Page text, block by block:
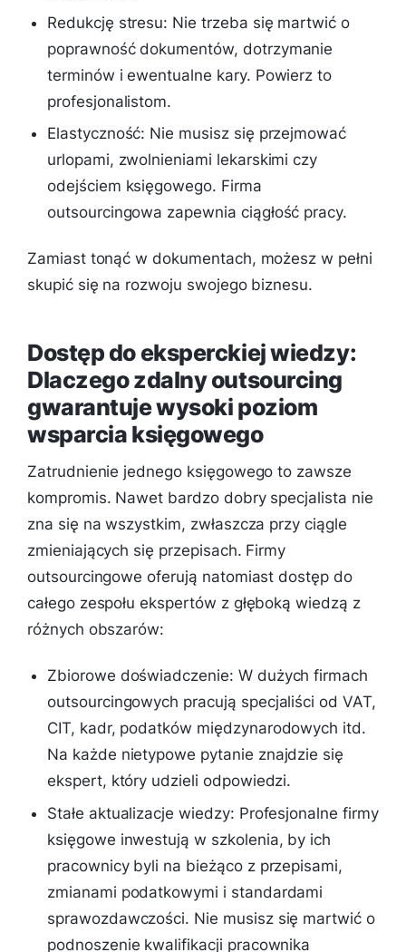
Redukcję stresu: Nie trzeba się martwić o
poprawność dokumentów, dotrzymanie
terminów i ewentualne kary. Powierz to
profesjonalistom.
Elastyczność: Nie musisz się przejmować
urlopami, zwolnieniami lekarskimi czy
odejściem księgowego. Firma
outsourcingowa zapewnia ciągłość pracy.
Zamiast tonąć w dokumentach, możesz w pełni
skupić się na rozwoju swojego biznesu.
Dostęp do eksperckiej wiedzy:
Dlaczego zdalny outsourcing
gwarantuje wysoki poziom
wsparcia księgowego
Zatrudnienie jednego księgowego to zawsze
kompromis. Nawet bardzo dobry specjalista nie
zna się na wszystkim, zwłaszcza przy ciągle
zmieniających się przepisach. Firmy
outsourcingowe oferują natomiast dostęp do
całego zespołu ekspertów z głęboką wiedzą z
różnych obszarów:
Zbiorowe doświadczenie: W dużych firmach
outsourcingowych pracują specjaliści od VAT,
CIT, kadr, podatków międzynarodowych itd.
Na każde nietypowe pytanie znajdzie się
ekspert, który udzieli odpowiedzi.
Stałe aktualizacje wiedzy: Profesjonalne firmy
księgowe inwestują w szkolenia, by ich
pracownicy byli na bieżąco z przepisami,
zmianami podatkowymi i standardami
sprawozdawczości. Nie musisz się martwić o
podnoszenie kwalifikacji pracownika